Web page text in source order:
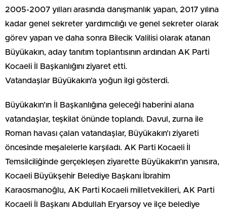
2005-2007 yılları arasında danışmanlık yapan, 2017 yılına
kadar genel sekreter yardımcılığı ve genel sekreter olarak
görev yapan ve daha sonra Bilecik Valilisi olarak atanan
Büyükakın, aday tanıtım toplantısının ardından AK Parti
Kocaeli İl Başkanlığını ziyaret etti.
Vatandaşlar Büyükakın’a yoğun ilgi gösterdi.
Büyükakın’ın İl Başkanlığına geleceği haberini alana
vatandaşlar, teşkilat önünde toplandı. Davul, zurna ile
Roman havası çalan vatandaşlar, Büyükakın’ı ziyareti
öncesinde meşalelerle karşıladı. AK Parti Kocaeli İl
Temsilciliğinde gerçekleşen ziyarette Büyükakın’ın yanısıra,
Kocaeli Büyükşehir Belediye Başkanı İbrahim
Karaosmanoğlu, AK Parti Kocaeli milletvekilleri, AK Parti
Kocaeli İl Başkanı Abdullah Eryarsoy ve ilçe belediye